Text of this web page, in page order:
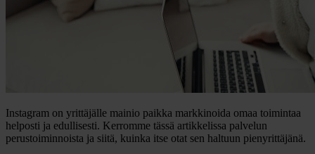
Instagram on yrittäjälle mainio paikka markkinoida omaa toimintaa
helposti ja edullisesti. Kerromme tässä artikkelissa palvelun
perustoiminnoista ja siitä, kuinka itse otat sen haltuun pienyrittäjänä.